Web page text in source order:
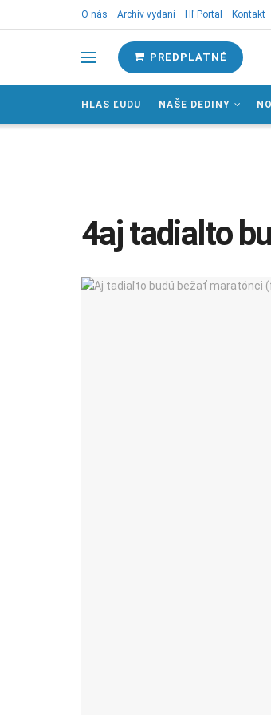
O nás Archív vydaní Hľ Portal Kontakt
PREDPLATNÉ
HLAS ĽUDU NAŠE DEDINY
4aj tadialto